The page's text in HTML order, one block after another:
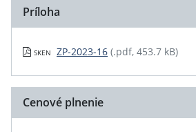
Príloha
SKEN ZP-2023-16 (.pdf, 453.7 kB)
Cenové plnenie